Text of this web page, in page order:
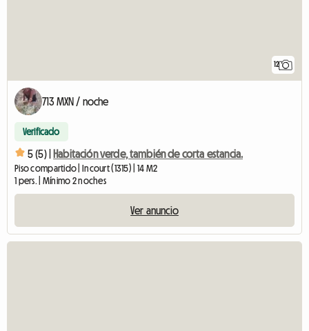
12
713 MXN / noche
Verificado
5 (5) | Habitación verde, también de corta estancia.
Piso compartido | Incourt (1315) | 14 M2
1 pers. | Mínimo 2 noches
Ver anuncio